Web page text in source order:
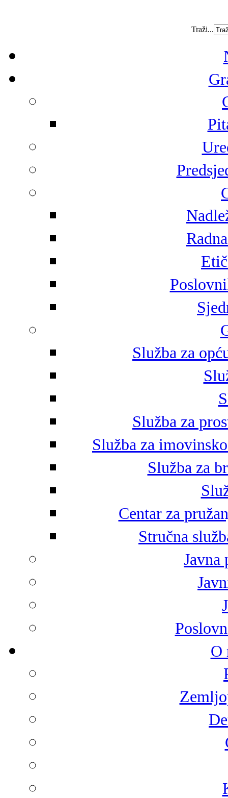
Traži...
Služba za
Služba za
Služba za
Služba za
Centar za
Stručna
Javna
O